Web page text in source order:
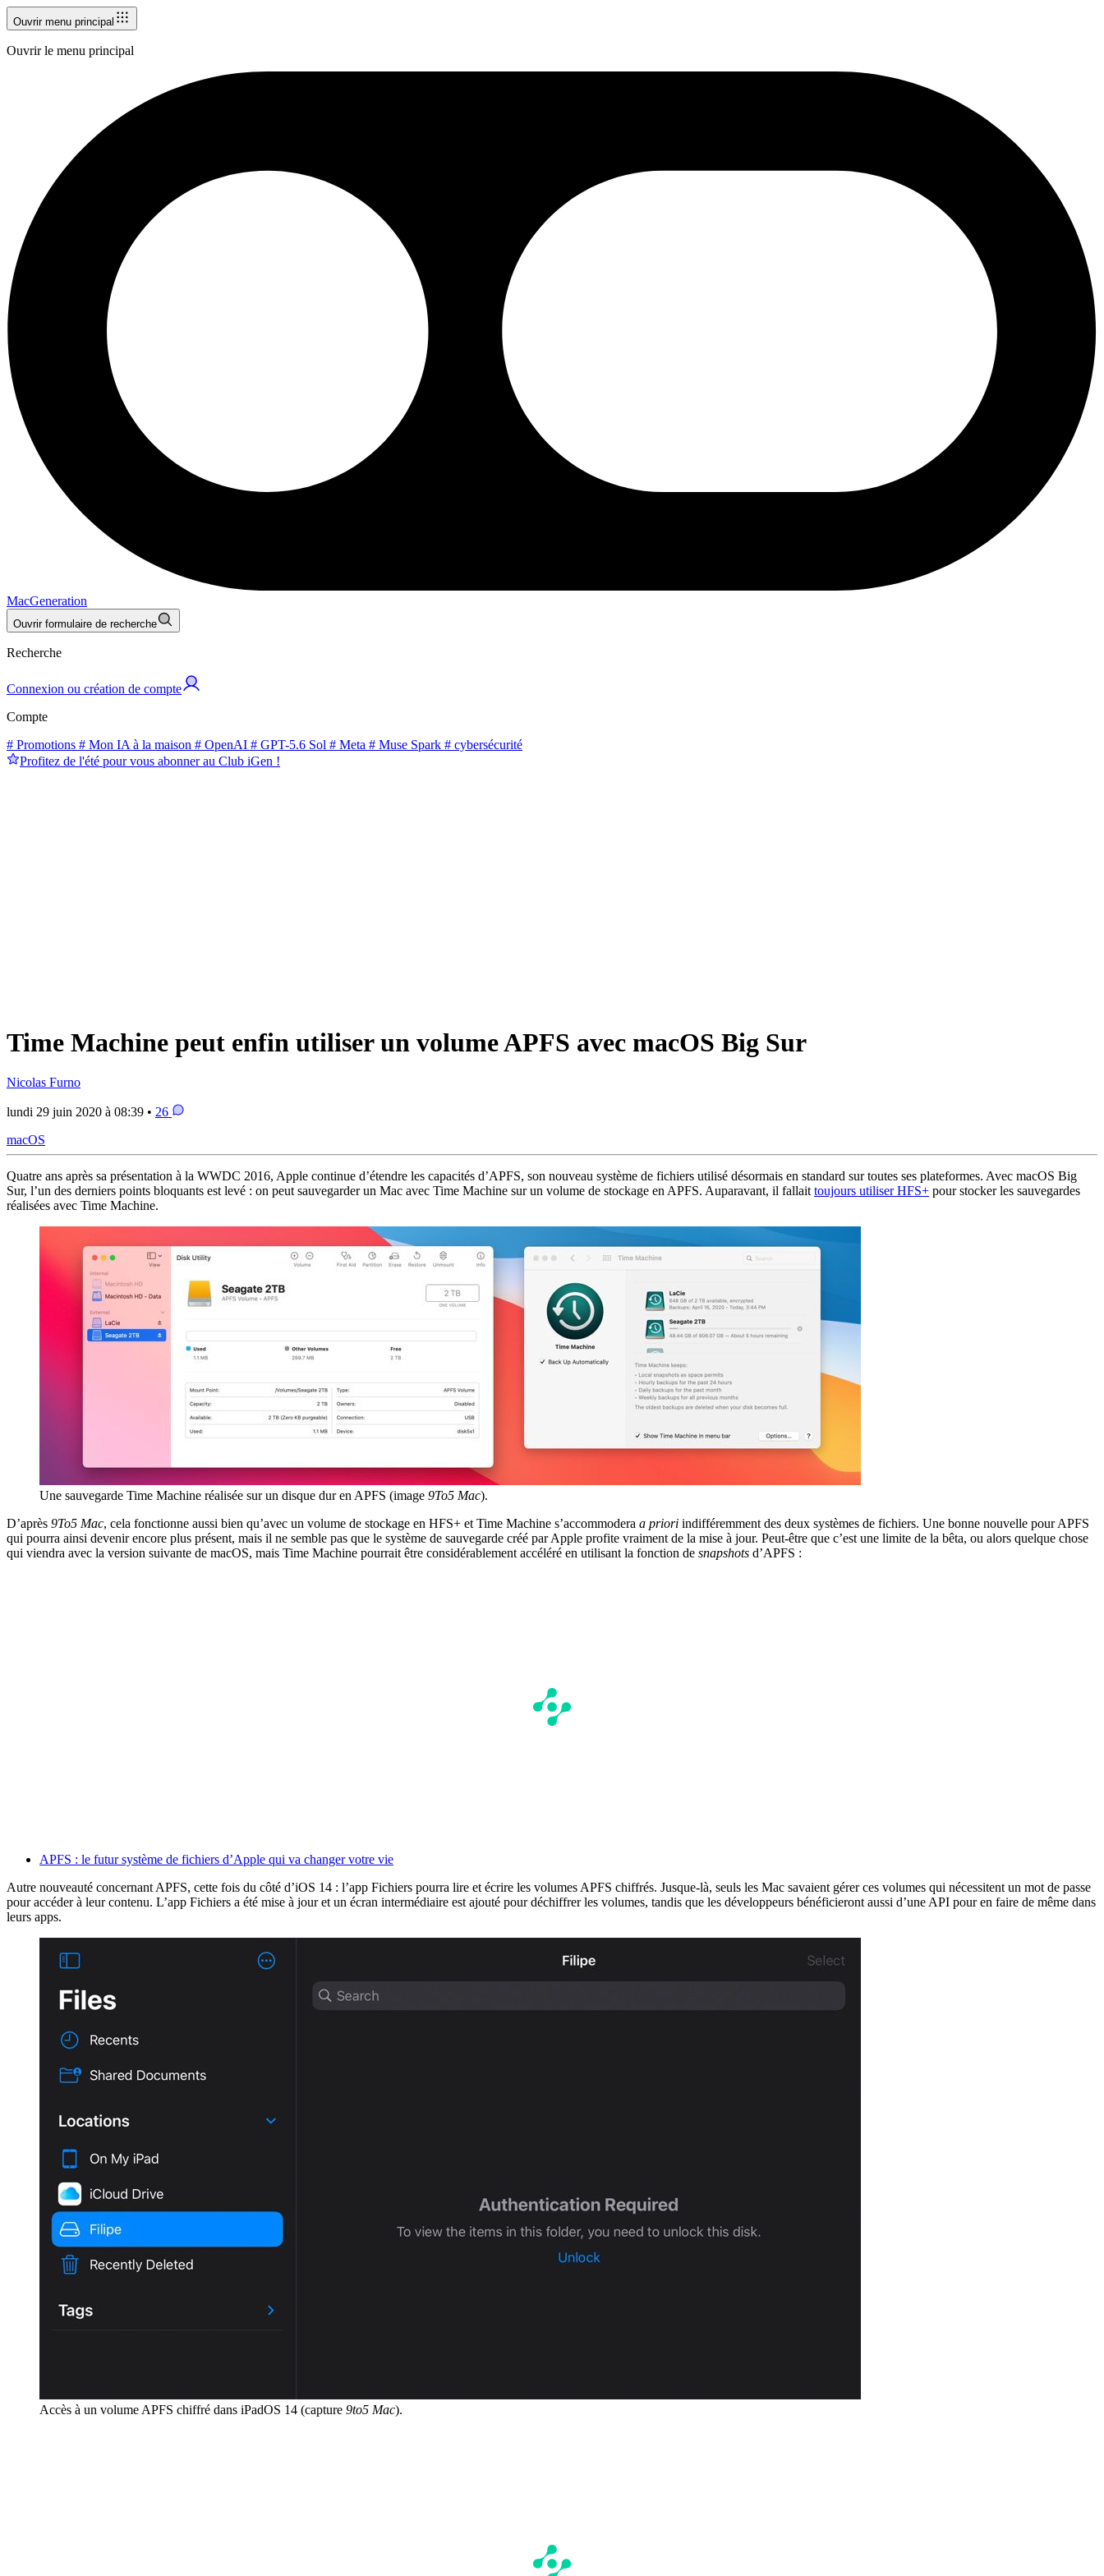
Ouvrir menu principal
Ouvrir le menu principal
MacGeneration
Ouvrir formulaire de recherche
Recherche
Connexion ou création de compte
Compte
# Promotions # Mon IA à la maison # OpenAI # GPT-5.6 Sol # Meta # Muse Spark # cybersécurité
Profitez de l'été pour vous abonner au Club iGen !
Time Machine peut enfin utiliser un volume APFS avec macOS Big Sur
Nicolas Furno
lundi 29 juin 2020 à 08:39 • 26
macOS
Quatre ans après sa présentation à la WWDC 2016, Apple continue d’étendre les capacités d’APFS, son nouveau système de fichiers utilisé désormais en standard sur toutes ses plateformes. Avec macOS Big
Sur, l’un des derniers points bloquants est levé : on peut sauvegarder un Mac avec Time Machine sur un volume de stockage en APFS. Auparavant, il fallait toujours utiliser HFS+ pour stocker les sauvegardes
réalisées avec Time Machine.
Une sauvegarde Time Machine réalisée sur un disque dur en APFS (image 9To5 Mac).
D’après 9To5 Mac, cela fonctionne aussi bien qu’avec un volume de stockage en HFS+ et Time Machine s’accommodera a priori indifféremment des deux systèmes de fichiers. Une bonne nouvelle pour APFS
qui pourra ainsi devenir encore plus présent, mais il ne semble pas que le système de sauvegarde créé par Apple profite vraiment de la mise à jour. Peut-être que c’est une limite de la bêta, ou alors quelque chose
qui viendra avec la version suivante de macOS, mais Time Machine pourrait être considérablement accéléré en utilisant la fonction de snapshots d’APFS :
APFS : le futur système de fichiers d’Apple qui va changer votre vie
Autre nouveauté concernant APFS, cette fois du côté d’iOS 14 : l’app Fichiers pourra lire et écrire les volumes APFS chiffrés. Jusque-là, seuls les Mac savaient gérer ces volumes qui nécessitent un mot de passe
pour accéder à leur contenu. L’app Fichiers a été mise à jour et un écran intermédiaire est ajouté pour déchiffrer les volumes, tandis que les développeurs bénéficieront aussi d’une API pour en faire de même dans
leurs apps.
Accès à un volume APFS chiffré dans iPadOS 14 (capture 9to5 Mac).